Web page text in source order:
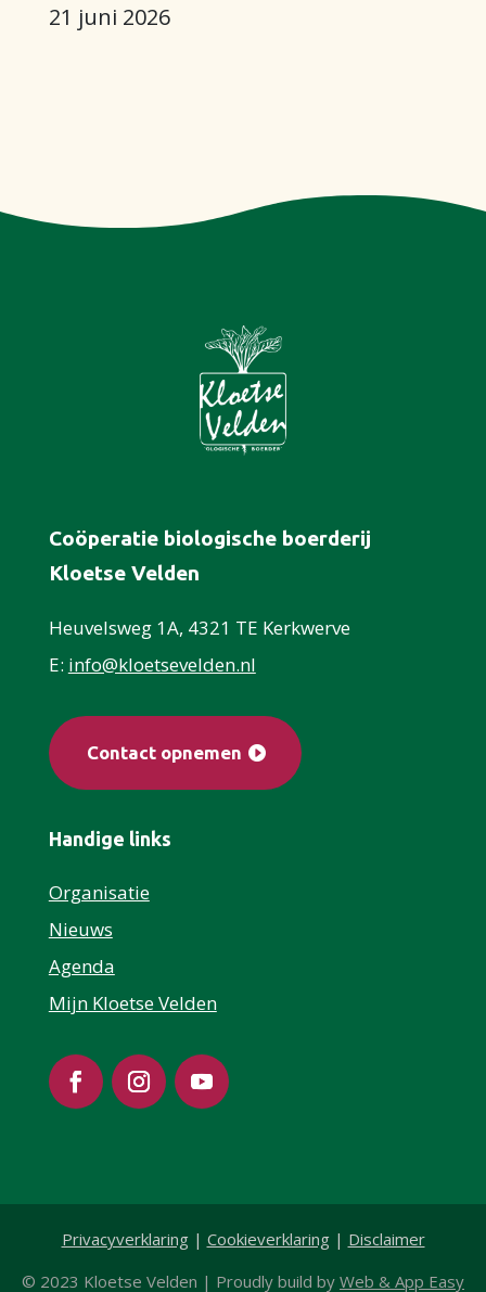
21 juni 2026
Coöperatie biologische boerderij
Kloetse Velden
Heuvelsweg 1A, 4321 TE Kerkwerve
E: info@kloetsevelden.nl
Contact opnemen
Handige links
Organisatie
Nieuws
Agenda
Mijn Kloetse Velden
Privacyverklaring| Cookieverklaring| Disclaimer
© 2023 Kloetse Velden | Proudly build by Web & App Easy